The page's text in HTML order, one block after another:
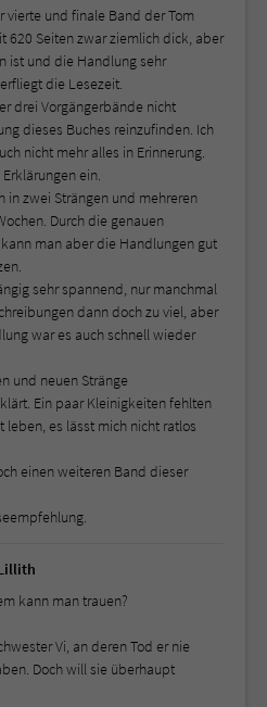
vierte und finale Band der Tom
620 Seiten zwar ziemlich dick, aber
ist und die Handlung sehr
die Lesezeit.
drei Vorgängerbände nicht
dieses Buches reinzufinden. Ich
nicht mehr alles in Erinnerung.
ein.
in zwei Strängen und mehreren
Durch die genauen
man aber die Handlungen gut
sehr spannend, nur manchmal
dann doch zu viel, aber
war es auch schnell wieder
und neuen Stränge
Ein paar Kleinigkeiten fehlten
es lässt mich nicht ratlos
einen weiteren Band dieser
kann man trauen?
Vi, an deren Tod er nie
Doch will sie überhaupt